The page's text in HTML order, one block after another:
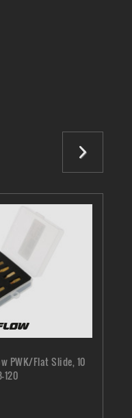
PWK/Flat Slide, 10
120